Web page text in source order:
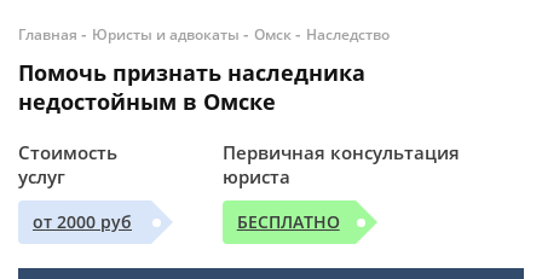
Главная - Юристы и адвокаты - Омск- Наследство
Помочь признать наследника
недостойным в Омске
Стоимость
услуг
от 2000 руб
Первичная консультация
юриста
БЕСПЛАТНО